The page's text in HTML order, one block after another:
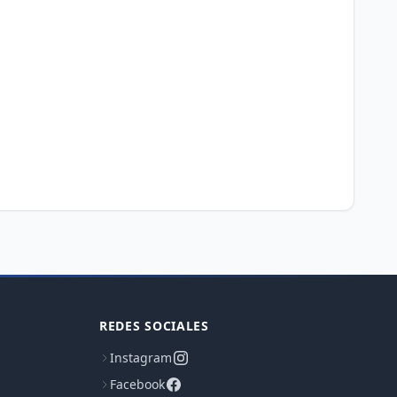
REDES SOCIALES
Instagram
Facebook